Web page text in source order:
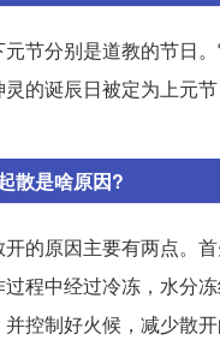
节分别是道教的节日
的诞辰日被定为上元
散是啥原因?
的原因主要有两点。
程中经过冷冻，水分
控制好火候，减少散开